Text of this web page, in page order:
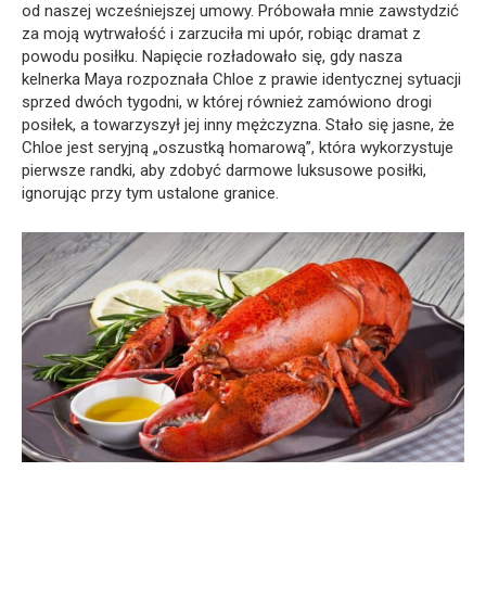
od naszej wcześniejszej umowy. Próbowała mnie zawstydzić
za moją wytrwałość i zarzuciła mi upór, robiąc dramat z
powodu posiłku. Napięcie rozładowało się, gdy nasza
kelnerka Maya rozpoznała Chloe z prawie identycznej sytuacji
sprzed dwóch tygodni, w której również zamówiono drogi
posiłek, a towarzyszył jej inny mężczyzna. Stało się jasne, że
Chloe jest seryjną „oszustką homarową”, która wykorzystuje
pierwsze randki, aby zdobyć darmowe luksusowe posiłki,
ignorując przy tym ustalone granice.